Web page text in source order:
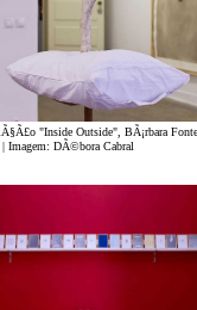
"Inside Outside", BÃ¡rbara
Imagem: DÃ©bora Cabral